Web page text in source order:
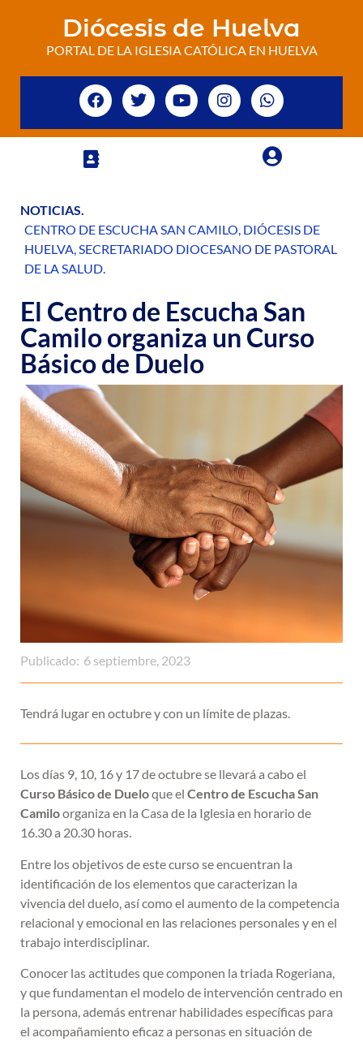
Diócesis de Huelva
PORTAL DE LA IGLESIA CATÓLICA EN HUELVA
NOTICIAS.
CENTRO DE ESCUCHA SAN CAMILO, DIÓCESIS DE
HUELVA,SECRETARIADO DIOCESANO DE PASTORAL
DE LA SALUD.
El Centro de Escucha San
Camilo organiza un Curso
Básico de Duelo
Publicado: 6 septiembre, 2023
Tendrá lugar en octubre y con un límite de plazas.
Los días 9, 10, 16 y 17 de octubre se llevará a cabo el
Curso Básico de Dueloque el Centro de Escucha San
Camiloorganiza en la Casa de la Iglesia en horario de
16.30 a 20.30 horas.
Entre los objetivos de este curso se encuentran la
identificación de los elementos que caracterizan la
vivencia del duelo, así como el aumento de la competencia
relacional y emocional en las relaciones personales y en el
trabajo interdisciplinar.
Conocer las actitudes que componen la triada Rogeriana,
y que fundamentan el modelo de intervención centrado en
la persona, además entrenar habilidades específicas para
el acompañamiento eficaz a personas en situación de